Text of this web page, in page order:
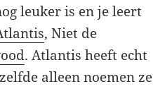
leuker is en je leert
, Niet de
. Atlantis heeft echt
alleen noemen ze